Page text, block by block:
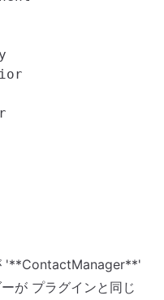
'**ContactManager**'
が プラグインと同じ